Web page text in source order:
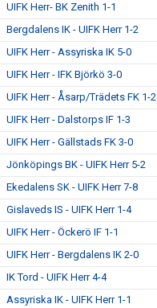
UIFK Herr- BK Zenith 1-1
Bergdalens IK - UIFK Herr 1-2
UIFK Herr - Assyriska IK 5-0
UIFK Herr - IFK Björkö 3-0
UIFK Herr - Åsarp/Trädets FK 1-2
UIFK Herr - Dalstorps IF 1-3
UIFK Herr - Gällstads FK 3-0
Jönköpings BK - UIFK Herr 5-2
Ekedalens SK - UIFK Herr 7-8
Gislaveds IS - UIFK Herr 1-4
UIFK Herr - Öckerö IF 1-1
UIFK Herr - Bergdalens IK 2-0
IK Tord - UIFK Herr 4-4
Assyriska IK - UIFK Herr 1-1